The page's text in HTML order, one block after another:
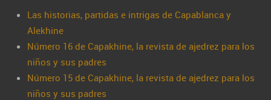
Las historias, partidas e intrigas de Capablanca y
Alekhine
Número 16 de Capakhine, la revista de ajedrez para los
niños y sus padres
Número 15 de Capakhine, la revista de ajedrez para los
niños y sus padres